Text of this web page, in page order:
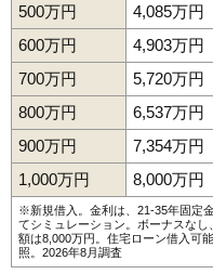
500万円
4,085万円
600万円
4,903万円
700万円
5,720万円
800万円
6,537万円
900万円
7,354万円
1,000万円
8,000万円
※新規借入。金利は、21-35年固定
てシミュレーション。ボーナスな
額は8,000万円。 住宅ローン借入可
照。2026年8月調査